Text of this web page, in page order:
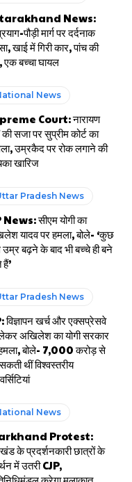
News:
पौड़ी मार्ग पर दर्दनाक
खाई में गिरी कार, पांच की
एक बच्चा घायल
News
Court: नारायण
की सजा पर सुप्रीम कोर्ट का
उम्रकैद पर रोक लगाने की
खारिज
Pradesh News
सीएम योगी का
यादव पर हमला, बोले- ‘कुछ
उम्र बढ़ने के बाद भी बच्चे ही बने
Pradesh News
विज्ञापन खर्च और एक्सप्रेसवे
अखिलेश का योगी सरकार
बोले- 7,000 करोड़ से
थीं विश्वस्तरीय
News
Protest:
के प्रदर्शनकारी छात्रों के
में उतरी CJP,